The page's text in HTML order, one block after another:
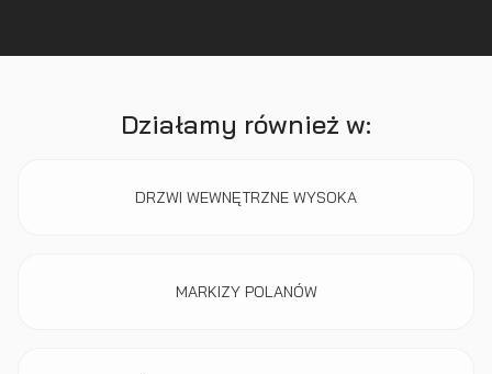
Działamy również w:
DRZWI WEWNĘTRZNE WYSOKA
MARKIZY POLANÓW